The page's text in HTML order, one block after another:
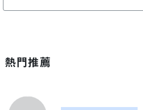
熱門推薦